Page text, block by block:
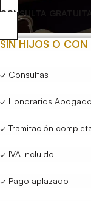
CONSULTA GRATUITA
SIN HIJOS O CON
✓ Consultas
✓ Honorarios
✓ Tramitación
✓ IVA incluido
✓ Pago aplazado